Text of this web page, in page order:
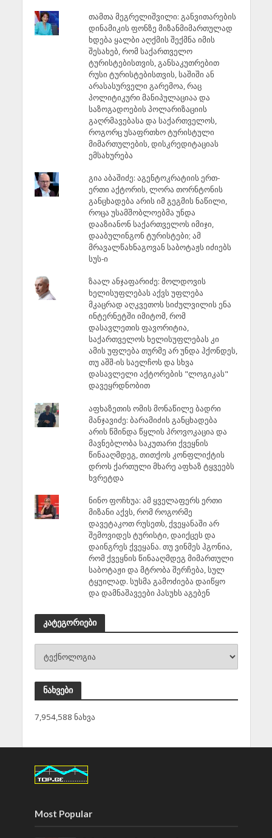
თამთა მეგრელიშვილი: განვითარების
დინამიკის ფონზე მიზანმიმართულად
ხდება ყალბი აღქმის შექმნა იმის
შესახებ, რომ საქართველო
ტურისტებისთვის, განსაკუთრებით
რუსი ტურისტებისთვის, საშიში ან
არასასურველი გარემოა, რაც
პოლიტიკური მანიპულაციაა და
საზოგადოების პოლარიზაციის
გაღრმავებასა და საქართველოს,
როგორც უსაფრთხო ტურისტული
მიმართულების, დისკრედიტაციას
ემსახურება
გია აბაშიძე: აგენტოკრატიის ერთ-
ერთი აქტორის, ლორა თორნტონის
განცხადება არის იმ გეგმის ნაწილი,
როცა უსამშობლოებმა უნდა
დააზიანონ საქართველოს იმიჯი,
დააბულინგონ ტურისტები; ამ
მრავალწახნაგოვან საბოტაჟს იძიებს
სუს-ი
ზაალ ანჯაფარიძე: მოლდოვის
ხელისუფლებას აქვს უფლება
მკაცრად აღკვეთოს სიძულვილის ენა
ინტერნეტში იმიტომ, რომ
დასავლეთის ფავორიტია,
საქართველოს ხელისუფლებას კი
ამის უფლება თურმე არ უნდა ჰქონდეს,
თუ აშშ-ის საელჩოს და სხვა
დასავლელი აქტორების "ლოგიკას"
დავეყრდნობით
აფხაზეთის ომის მონაწილე ბადრი
მანჯავიძე: ბარამიძის განცხადება
არის წმინდა წყლის პროვოკაცია და
მავნებლობა საკუთარი ქვეყნის
წინააღმდეგ, თითქოს კონფლიქტის
დროს ქართული მხარე აფხაზ ტყვეებს
ხვრეტდა
ნინო ფოჩხუა: ამ ყველაფერს ერთი
მიზანი აქვს, რომ როგორმე
დავეტაკოთ რუსეთს, ქვეყანაში არ
შემოვიდეს ტურისტი, დაიქცეს და
დაინგრეს ქვეყანა. თუ ვინმეს ჰგონია,
რომ ქვეყნის წინააღმდეგ მიმართული
საბოტაჟი და მტრობა შერჩება, სულ
ტყუილად. სუსმა გამოძიება დაიწყო
და დამნაშავეები პასუხს აგებენ
კატეგორიები
ნახვები
7,954,588 ნახვა
Most Popular